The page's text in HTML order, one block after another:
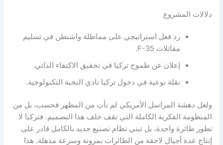
دلالات المشروع
رد فعل استراتيجي على مماطلة واشنطن في تسليم
مقاتلات F-35.
إعلان عن طموح تركيا في تحقيق الاكتفاء الذاتي.
نقلة نوعية في دخول تركيا نادي النخبة التكنولوجية.
ولعل دهشة المراسل الأمريكي لم تأتِ من المظهر فحسب، بل من
المنظومة الفكرية الكاملة التي تقف خلف هذا التصميم. فتركيا لا
تطور طائرة واحدة، بل تبني نظام تصنيع جديد بالكامل قادر على
إنتاج عدة أجيال لاحقة من الطائرات بمرونة وسرعة مذهلة. هذا